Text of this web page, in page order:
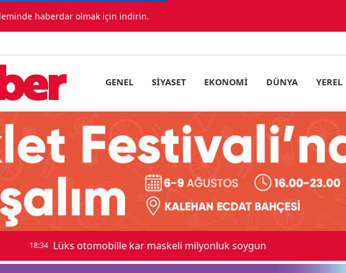
haberdar olmak için indirin.
GENEL SIYASET EKONOMI DÜNYA YEREL
otomobille kar maskeli milyonluk soygun